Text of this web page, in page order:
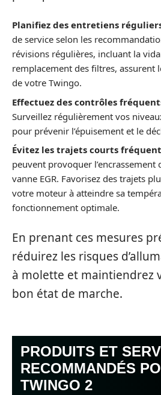
Planifiez des entretiens
de service selon les
révisions régulières, incluant la
remplacement des filtres, assurent
de votre Twingo.
Effectuez des contrôles
Surveillez régulièrement vos
pour prévenir l’épuisement et le
Évitez les trajets courts
peuvent provoquer l’encrassement
vanne EGR. Favorisez des trajets
votre moteur à atteindre sa
fonctionnement optimale.
En prenant ces mesures
réduirez les risques
à molette et maintiendrez
bon état de marche.
PRODUITS ET
RECOMMANDÉS
TWINGO 2